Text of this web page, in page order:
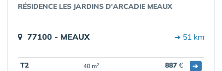
RÉSIDENCE LES JARDINS D'ARCADIE MEAUX
77100 - MEAUX ➔ 51 km
T2 40 m2 887 € ➔